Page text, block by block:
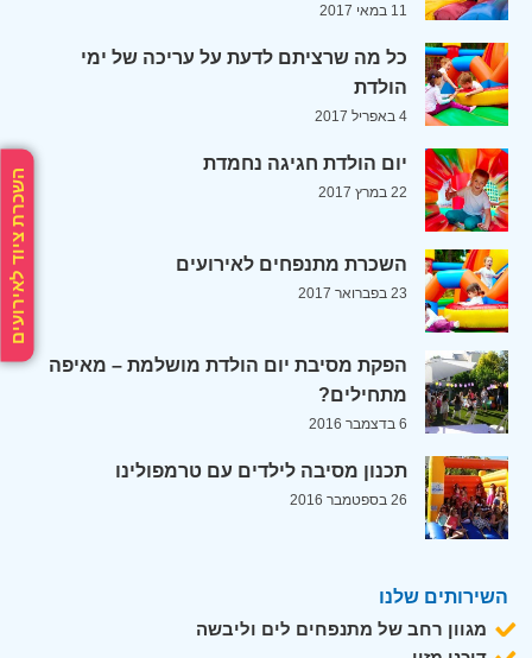
השכרת ציוד לאירועים
11 במאי 2017
כל מה שרציתם לדעת על עריכה של ימי
הולדת
4 באפריל 2017
יום הולדת חגיגה נחמדת
22 במרץ 2017
השכרת מתנפחים לאירועים
23 בפברואר 2017
הפקת מסיבת יום הולדת מושלמת – מאיפה
מתחילים?
6 בדצמבר 2016
תכנון מסיבה לילדים עם טרמפולינו
26 בספטמבר 2016
השירותים שלנו
מגוון רחב של מתנפחים לים וליבשה